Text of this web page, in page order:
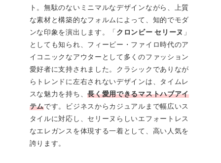
ト。無駄のないミニマルなデザインながら、上質
な素材と構築的なフォルムによって、知的でモダ
ンな印象を演出します。「クロンビー セリーヌ 」
としても知られ、フィービー・ファイロ時代のア
イコニックなアウターとして多くのファッション
愛好者に支持されました。クラシックでありなが
らトレンドに左右されないデザインは、タイムレ
スな魅力を持ち、長く愛用できるマストハブアイ
テムです。ビジネスからカジュアルまで幅広いス
タイルに対応し、セリーヌらしいエフォートレス
なエレガンスを体現する一着として、高い人気を
誇ります。